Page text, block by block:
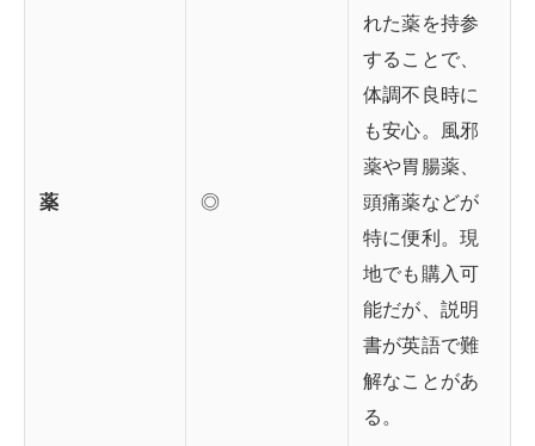
薬 ◎
れた薬を持参
することで、
体調不良時に
も安心。風邪
薬や胃腸薬、
頭痛薬などが
特に便利。現
地でも購入可
能だが、説明
書が英語で難
解なことがあ
る。